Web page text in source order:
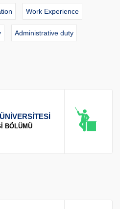
Work Experience
Administrative duty
BÖLÜMÜ